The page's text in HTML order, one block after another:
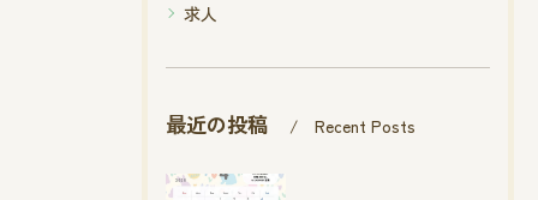
求人
最近の投稿 Recent Posts